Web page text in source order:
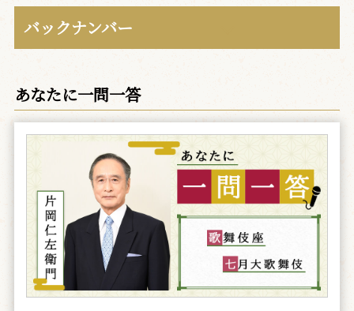
バックナンバー
あなたに一問一答